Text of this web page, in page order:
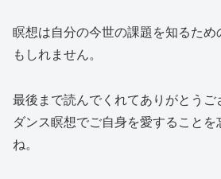
瞑想は自分の今世の課題を知るた
もしれません。
最後まで読んでくれてありがとうご
ダンス瞑想でご自身を愛すること
ね。